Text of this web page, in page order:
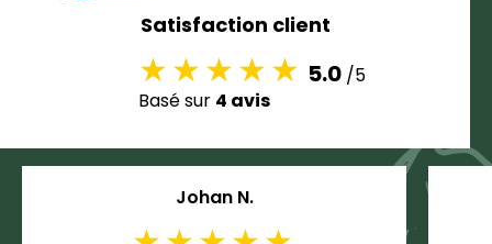
Satisfaction client
5.0 /5
Basé sur 4 avis
Johan N.